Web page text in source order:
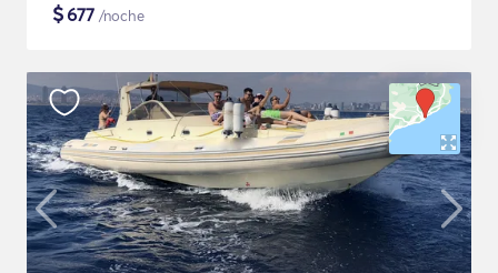
$677 /noche